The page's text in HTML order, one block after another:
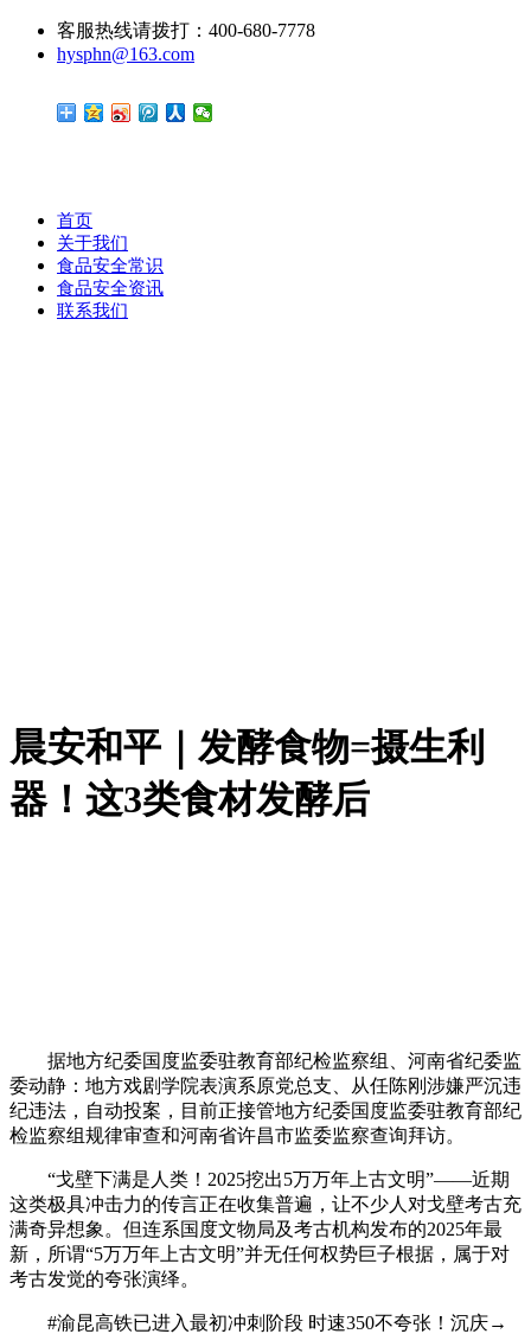
客服热线请拨打：400-680-7778
hysphn@163.com
首页
关于我们
食品安全常识
食品安全资讯
联系我们
晨安和平｜发酵食物=摄生利
器！这3类食材发酵后
据地方纪委国度监委驻教育部纪检监察组、河南省纪委监
委动静：地方戏剧学院表演系原党总支、从任陈刚涉嫌严沉违
纪违法，自动投案，目前正接管地方纪委国度监委驻教育部纪
检监察组规律审查和河南省许昌市监委监察查询拜访。
“戈壁下满是人类！2025挖出5万万年上古文明”——近期
这类极具冲击力的传言正在收集普遍，让不少人对戈壁考古充
满奇异想象。但连系国度文物局及考古机构发布的2025年最
新，所谓“5万万年上古文明”并无任何权势巨子根据，属于对
考古发觉的夸张演绎。
#渝昆高铁已进入最初冲刺阶段 时速350不夸张！沉庆→